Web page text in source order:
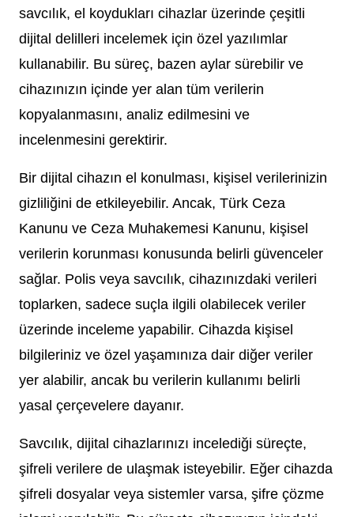
savcılık, el koydukları cihazlar üzerinde çeşitli
dijital delilleri incelemek için özel yazılımlar
kullanabilir. Bu süreç, bazen aylar sürebilir ve
cihazınızın içinde yer alan tüm verilerin
kopyalanmasını, analiz edilmesini ve
incelenmesini gerektirir.
Bir dijital cihazın el konulması, kişisel verilerinizin
gizliliğini de etkileyebilir. Ancak, Türk Ceza
Kanunu ve Ceza Muhakemesi Kanunu, kişisel
verilerin korunması konusunda belirli güvenceler
sağlar. Polis veya savcılık, cihazınızdaki verileri
toplarken, sadece suçla ilgili olabilecek veriler
üzerinde inceleme yapabilir. Cihazda kişisel
bilgileriniz ve özel yaşamınıza dair diğer veriler
yer alabilir, ancak bu verilerin kullanımı belirli
yasal çerçevelere dayanır.
Savcılık, dijital cihazlarınızı incelediği süreçte,
şifreli verilere de ulaşmak isteyebilir. Eğer cihazda
şifreli dosyalar veya sistemler varsa, şifre çözme